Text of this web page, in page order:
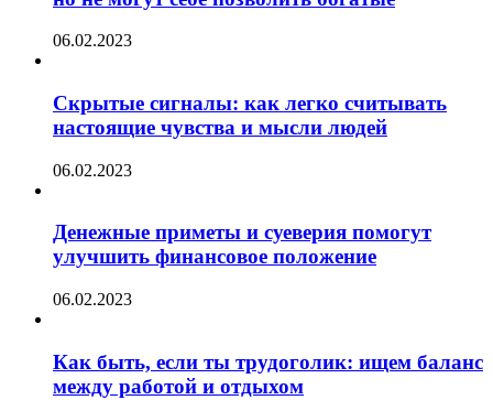
06.02.2023
Скрытые сигналы: как легко считывать
настоящие чувства и мысли людей
06.02.2023
Денежные приметы и суеверия помогут
улучшить финансовое положение
06.02.2023
Как быть, если ты трудоголик: ищем баланс
между работой и отдыхом